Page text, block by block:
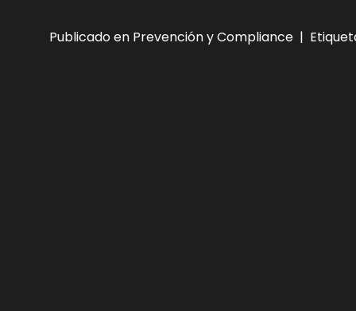
Publicado en Prevención y Compliance |